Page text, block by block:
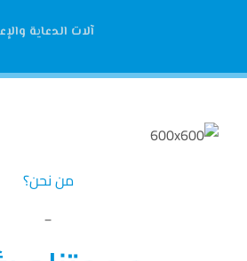
آلات الدعاية
من نحن؟
_